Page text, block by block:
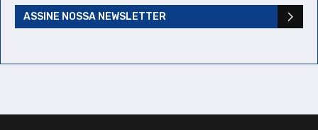
ASSINE NOSSA NEWSLETTER